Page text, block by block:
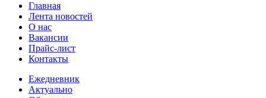
Главная
Лента новостей
О нас
Вакансии
Прайс-лист
Контакты
Ежедневник
Актуально